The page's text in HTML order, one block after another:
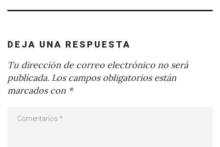
DEJA UNA RESPUESTA
Tu dirección de correo electrónico no será
publicada. Los campos obligatorios están
marcados con *